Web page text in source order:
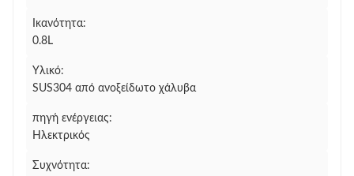
Ικανότητα:
0.8L
Υλικό:
SUS304 από ανοξείδωτο χάλυβα
πηγή ενέργειας:
Ηλεκτρικός
Συχνότητα: